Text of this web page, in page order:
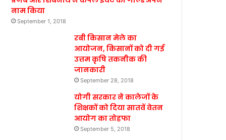
नाम किया
September 1, 2018
रबी किसान मेले का
आयोजन, किसानों को दी गई
उत्तम कृषि तकनीक की
जानकारी
September 28, 2018
योगी सरकार ने कालेजों के
शिक्षकों को दिया सातवें वेतन
आयोग का तोहफा
September 5, 2018